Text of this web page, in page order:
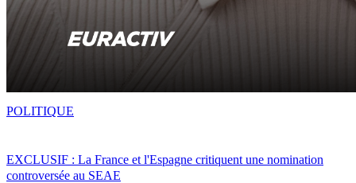
EXCLUSIF : La France et l'Espagne critiquent une nomination
controversée au SEAE
POLITIQUE